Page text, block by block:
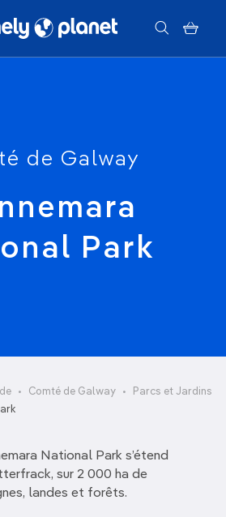
de Galway
Park
Comté de Galway
Parcs et Jardins
National Park s’étend
sur 2 000 ha de
landes et forêts.